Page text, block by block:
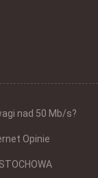
nad 50 Mb/s?
Opinie